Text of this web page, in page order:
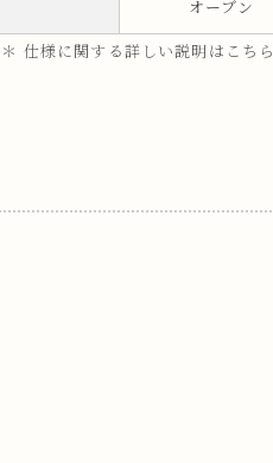
オーブン
＊ 仕様に関する詳しい説明はこちら